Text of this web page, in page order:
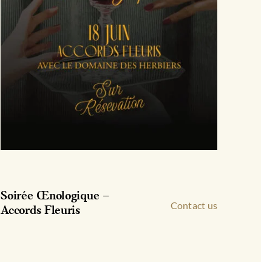
Soirée Œnologique –
Accords Fleuris
Contact us